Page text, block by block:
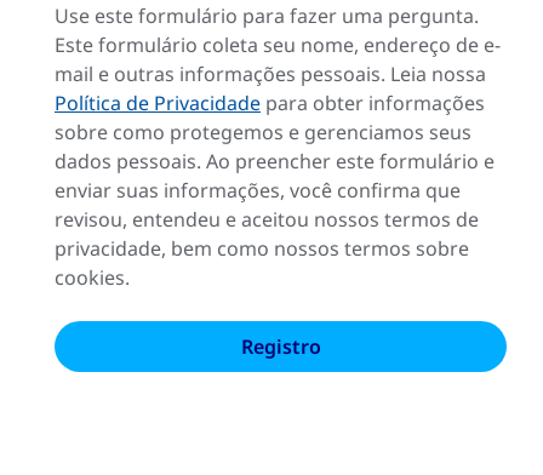
Use este formulário para fazer uma pergunta.
Este formulário coleta seu nome, endereço de e-
mail e outras informações pessoais. Leia nossa
Política de Privacidade para obter informações
sobre como protegemos e gerenciamos seus
dados pessoais. Ao preencher este formulário e
enviar suas informações, você confirma que
revisou, entendeu e aceitou nossos termos de
privacidade, bem como nossos termos sobre
cookies.